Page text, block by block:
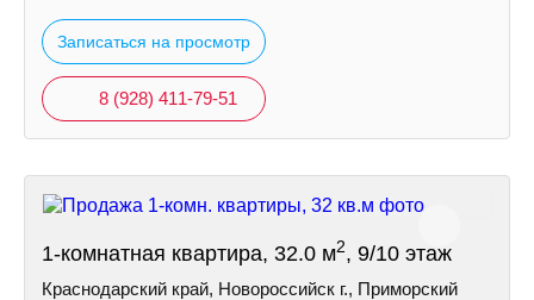
Записаться на просмотр
8 (928) 411-79-51
1-комнатная квартира, 32.0 м2, 9/10 этаж
Краснодарский край, Новороссийск г., Приморский